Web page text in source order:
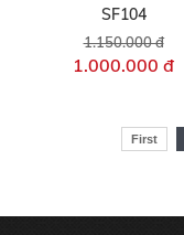
SF104
1.150.000 đ
1.000.000 đ
First